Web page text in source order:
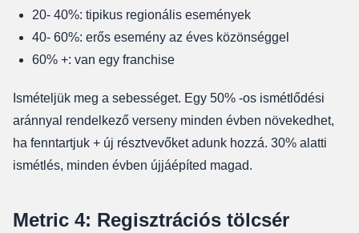
20- 40%: tipikus regionális események
40- 60%: erős esemény az éves közönséggel
60% +: van egy franchise
Ismételjük meg a sebességet. Egy 50% -os ismétlődési
aránnyal rendelkező verseny minden évben növekedhet,
ha fenntartjuk + új résztvevőket adunk hozzá. 30% alatti
ismétlés, minden évben újjáépíted magad.
Metric 4: Regisztrációs tölcsér